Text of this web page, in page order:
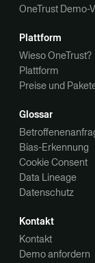
OneTrust Demo-
Plattform
Wieso OneTrust?
Plattform
Preise und
Glossar
Bias-Erkennung
Cookie Consent
Data Lineage
Datenschutz
Kontakt
Kontakt
Demo anfordern